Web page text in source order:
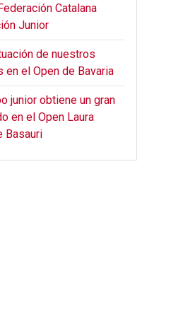
Catalana
Junior
de nuestros
en el Open de Bavaria
junior obtiene un gran
en el Open Laura
Basauri